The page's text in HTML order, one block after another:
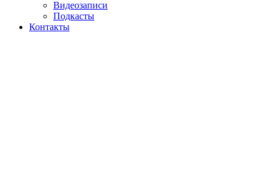
Видеозаписи
Подкасты
Контакты